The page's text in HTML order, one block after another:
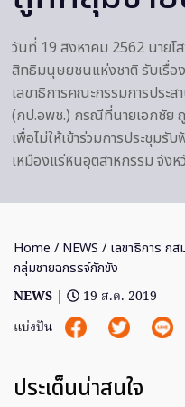
วันที่ 19 สิงหาคม 2562 นายโ
สิทธิมนุษยชนแห่งชาติ รับเรื่อ
เลขาธิการคณะกรรมการประ
(กป.อพช.) กรณีที่นายเอกชัย
เพื่อไม่ให้เข้าร่วมการประชุมรั
เหมืองแร่หินอุตสาหกรรม จัง
Home / NEWS / เลขาธิการ กส
กลุ่มชายฉกรรจ์กักขัง
NEWS |
19 ส.ค. 2019
แบ่งปัน
ประเด็นน่าสนใจ